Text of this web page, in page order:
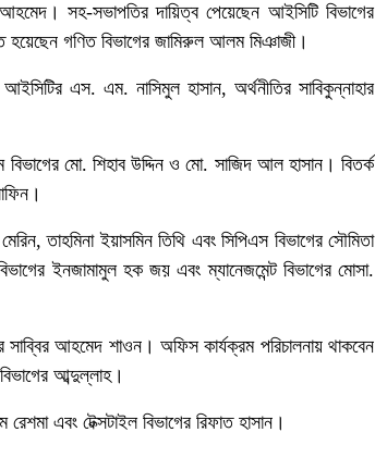
সহ-সভাপতির দায়িত্ব পেয়েছেন আইসিটি বিভাগের
হয়েছেন গণিত বিভাগের জামিরুল আলম মিঞাজী।
এস. এম. নাসিমুল হাসান, অর্থনীতির সাবিকুন্নাহার
মো. শিহাব উদ্দিন ও মো. সাজিদ আল হাসান। বিতর্ক
তাহমিনা ইয়াসমিন তিথি এবং সিপিএস বিভাগের সৌমিতা
ইনজামামুল হক জয় এবং ম্যানেজমেন্ট বিভাগের মোসা.
সাব্বির আহমেদ শাওন। অফিস কার্যক্রম পরিচালনায় থাকবেন
আব্দুল্লাহ।
এবং টেক্সটাইল বিভাগের রিফাত হাসান।